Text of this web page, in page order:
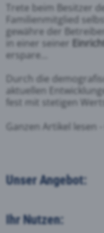
Trete beim Besitzer
Familienmitglied
gewähre der
in einer seiner
erspare...
Durch die
aktuellen
fest mit stetigen
Ganzen Artikel lesen
Unser Angebot:
Ihr Nutzen: